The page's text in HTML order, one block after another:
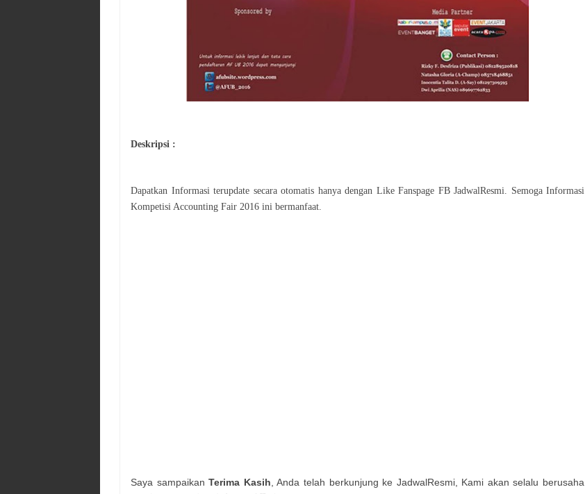
Deskripsi :
Dapatkan Informasi terupdate secara otomatis hanya dengan Like Fanspage FB JadwalResmi. Semoga Informasi
Kompetisi Accounting Fair 2016 ini bermanfaat.
Saya sampaikanTerima Kasih , Anda telah berkunjung ke JadwalResmi, Kami akan selalu berusaha